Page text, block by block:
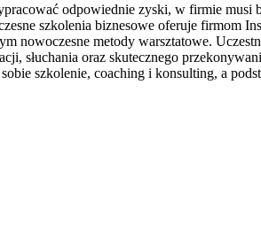
odpowiednie zyski, w firmie
szkolenia biznesowe oferuje firmom
nowoczesne metody warsztatowe.
słuchania oraz skutecznego
szkolenie, coaching i konsulting, a